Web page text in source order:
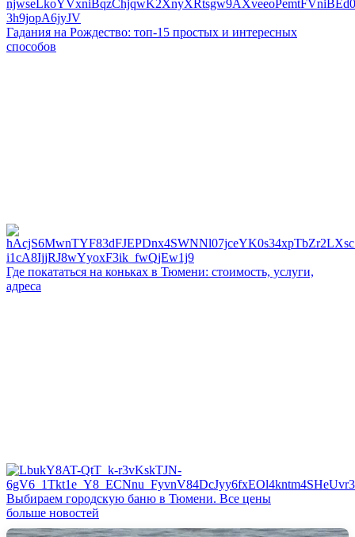
Гадания на Рождество: топ-15 простых и интересных
способов
Где покататься на коньках в Тюмени: стоимость, услуги,
адреса
Выбираем городскую баню в Тюмени. Все цены
больше новостей